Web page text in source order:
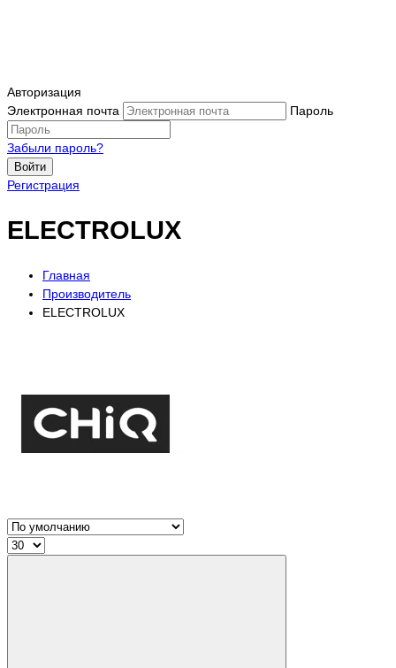
Авторизация
Электронная почта
Пароль
Забыли пароль?
Войти
Регистрация
ELECTROLUX
Главная
Производитель
ELECTROLUX